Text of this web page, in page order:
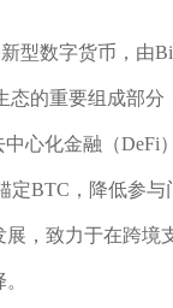
型数字货币，由
的重要组成部
中心化金融（
定BTC，降低参
，致力于在跨